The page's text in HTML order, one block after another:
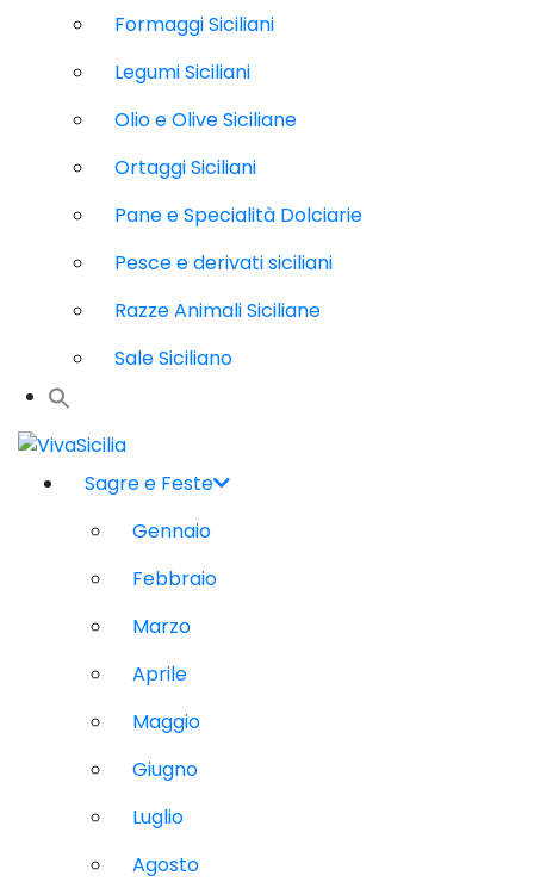
Formaggi Siciliani
Legumi Siciliani
Olio e Olive Siciliane
Ortaggi Siciliani
Pane e Specialità Dolciarie
Pesce e derivati siciliani
Razze Animali Siciliane
Sale Siciliano
Sagre e Feste
Gennaio
Febbraio
Marzo
Aprile
Maggio
Giugno
Luglio
Agosto